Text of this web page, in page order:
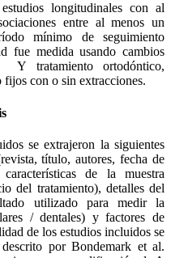
longitudinales con al
entre al menos un
mínimo de seguimiento
fue medida usando cambios
Y tratamiento ortodóntico,
con o sin extracciones.
se extrajeron la siguientes
título, autores, fecha de
de la muestra
del tratamiento), detalles del
utilizado para medir la
/ dentales) y factores de
de los estudios incluidos se
por Bondemark et al.